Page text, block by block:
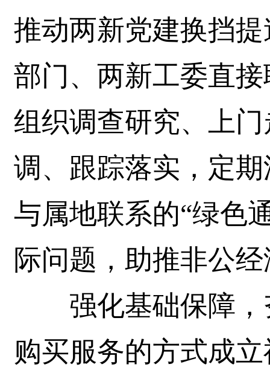
推动两新党建换挡
部门、两新工委直
组织调查研究、上
调、跟踪落实，定
与属地联系的“绿色
际问题，助推非公
强化基础保障，
购买服务的方式成